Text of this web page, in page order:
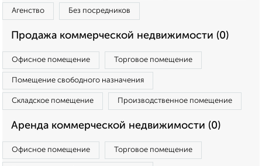
Агенство Без посредников
Продажа коммерческой недвижимости (0)
Офисное помещение Торговое помещение
Помещение свободного назначения
Складское помещение Производственное помещение
Аренда коммерческой недвижимости (0)
Офисное помещение Торговое помещение